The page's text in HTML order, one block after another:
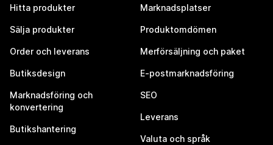
Hitta produkter
Sälja produkter
Order och leverans
Butiksdesign
Marknadsföring och
konvertering
Butikshantering
Marknadsplatser
Produktomdömen
Merförsäljning och paket
E-postmarknadsföring
SEO
Leverans
Valuta och språk